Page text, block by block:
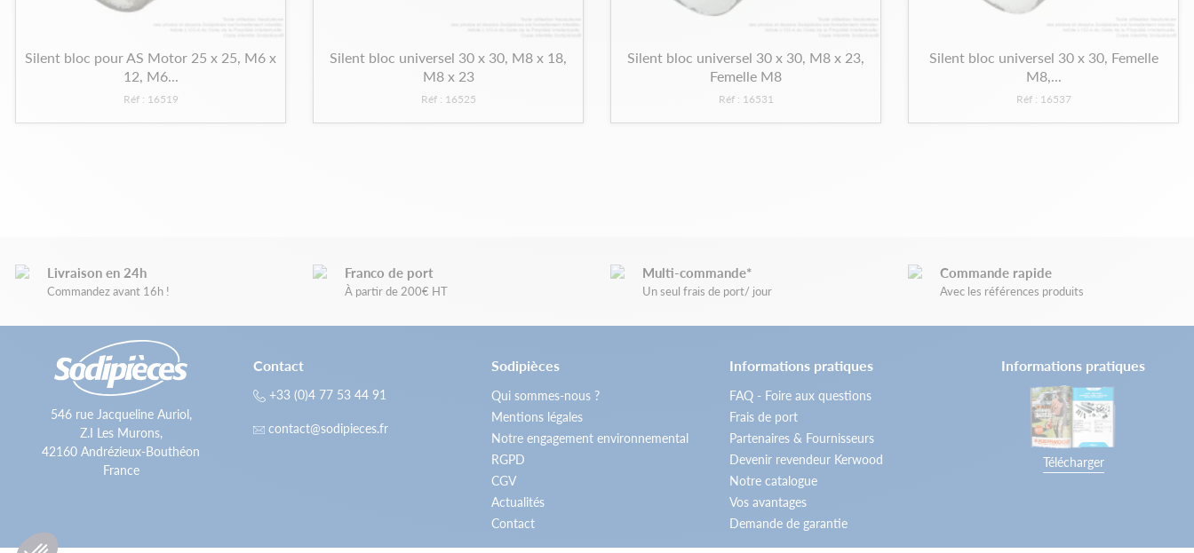
Silent bloc pour AS Motor 25 x 25, M6 x
12, M6...
Réf : 16519
Silent bloc universel 30 x 30, M8 x 18,
M8 x 23
Réf : 16525
Silent bloc universel 30 x 30, M8 x 23,
Femelle M8
Réf : 16531
Silent bloc universel 30 x 30, Femelle
M8,...
Réf : 16537
Livraison en 24h
Commandez avant 16h !
Franco de port
À partir de 200€ HT
Multi-commande*
Un seul frais de port/ jour
Commande rapide
Avec les références produits
546 rue Jacqueline Auriol,
Z.I Les Murons,
42160 Andrézieux-Bouthéon
France
Contact
+33 (0)4 77 53 44 91
contact@sodipieces.fr
Sodipièces
Qui sommes-nous ?
Mentions légales
Notre engagement environnemental
RGPD
CGV
Actualités
Contact
Informations pratiques
FAQ - Foire aux questions
Frais de port
Partenaires & Fournisseurs
Devenir revendeur Kerwood
Notre catalogue
Vos avantages
Demande de garantie
Informations pratiques
Télécharger